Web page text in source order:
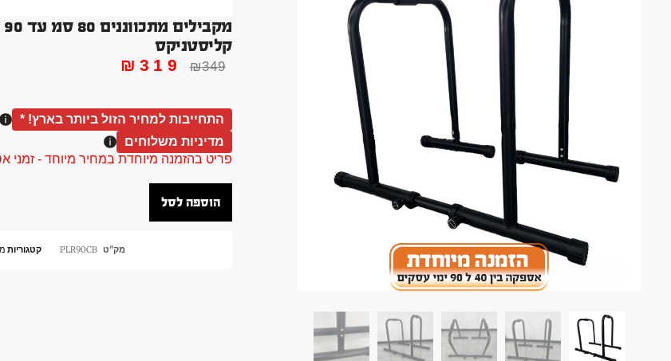
קליסטניקס
₪349
₪ 319
התחייבות למחיר הזול ביותר בארץ! *
מדיניות משלוחים
פריט בהזמנה מיוחדת במחיר מיוחד - זמני אספקה בין 40 ל 90 ימי עסקים
הוספה לסל
מק"ט PLR90CB קטגוריות